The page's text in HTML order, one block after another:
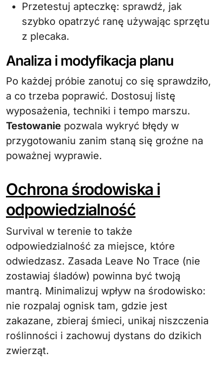
Przetestuj apteczkę: sprawdź, jak
szybko opatrzyć ranę używając sprzętu
z plecaka.
Analiza i modyfikacja planu
Po każdej próbie zanotuj co się sprawdziło,
a co trzeba poprawić. Dostosuj listę
wyposażenia, techniki i tempo marszu.
Testowanie pozwala wykryć błędy w
przygotowaniu zanim staną się groźne na
poważnej wyprawie.
Ochrona środowiska i
odpowiedzialność
Survival w terenie to także
odpowiedzialność za miejsce, które
odwiedzasz. Zasada Leave No Trace (nie
zostawiaj śladów) powinna być twoją
mantrą. Minimalizuj wpływ na środowisko:
nie rozpalaj ognisk tam, gdzie jest
zakazane, zbieraj śmieci, unikaj niszczenia
roślinności i zachowuj dystans do dzikich
zwierząt.